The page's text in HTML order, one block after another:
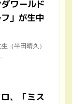
ダワールド
」が生中
（半田晴久）
、「ミス